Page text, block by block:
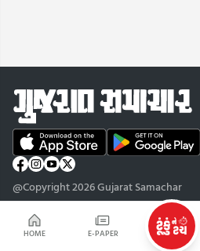
HOME E-PAPER
@Copyright 2026 Gujarat Samachar